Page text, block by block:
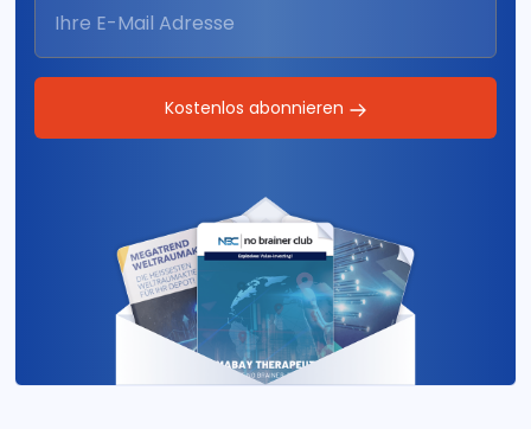
Kostenlos abonnieren